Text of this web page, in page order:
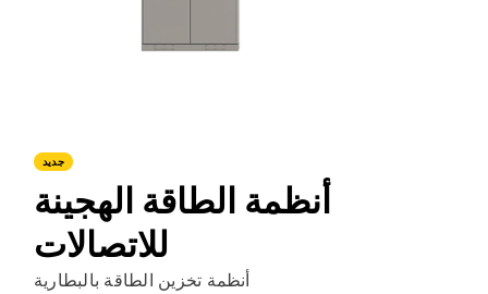
جديد
أنظمة الطاقة الهجينة
للاتصالات
أنظمة تخزين الطاقة بالبطارية